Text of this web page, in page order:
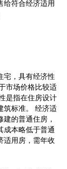
给符合经济适用
宅，具有经济性
市场价格比较适
是指在住房设计
筑标准。 经济适
的普通住房，
成本略低于普通
适用房，需年收